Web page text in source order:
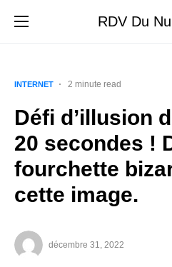
RDV Du
INTERNET 2 minute read
Défi d’illusion
20 secondes !
fourchette
cette image.
décembre 31, 2022